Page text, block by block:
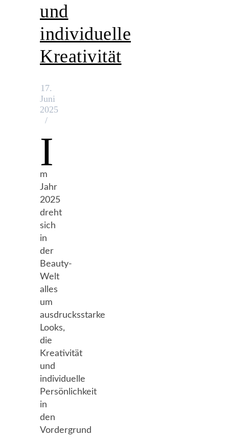
und
individuelle
Kreativität
17.
Juni
2025
/
I
m
Jahr
2025
dreht
sich
in
der
Beauty-
Welt
alles
um
ausdrucksstarke
Looks,
die
Kreativität
und
individuelle
Persönlichkeit
in
den
Vordergrund